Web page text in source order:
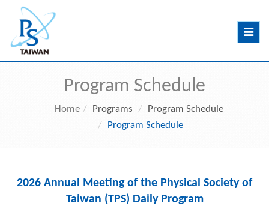
Toggle
Program Schedule
Home Programs
Program Schedule
Program Schedule
2026 Annual Meeting of the Physical Society of
Taiwan (TPS) Daily Program